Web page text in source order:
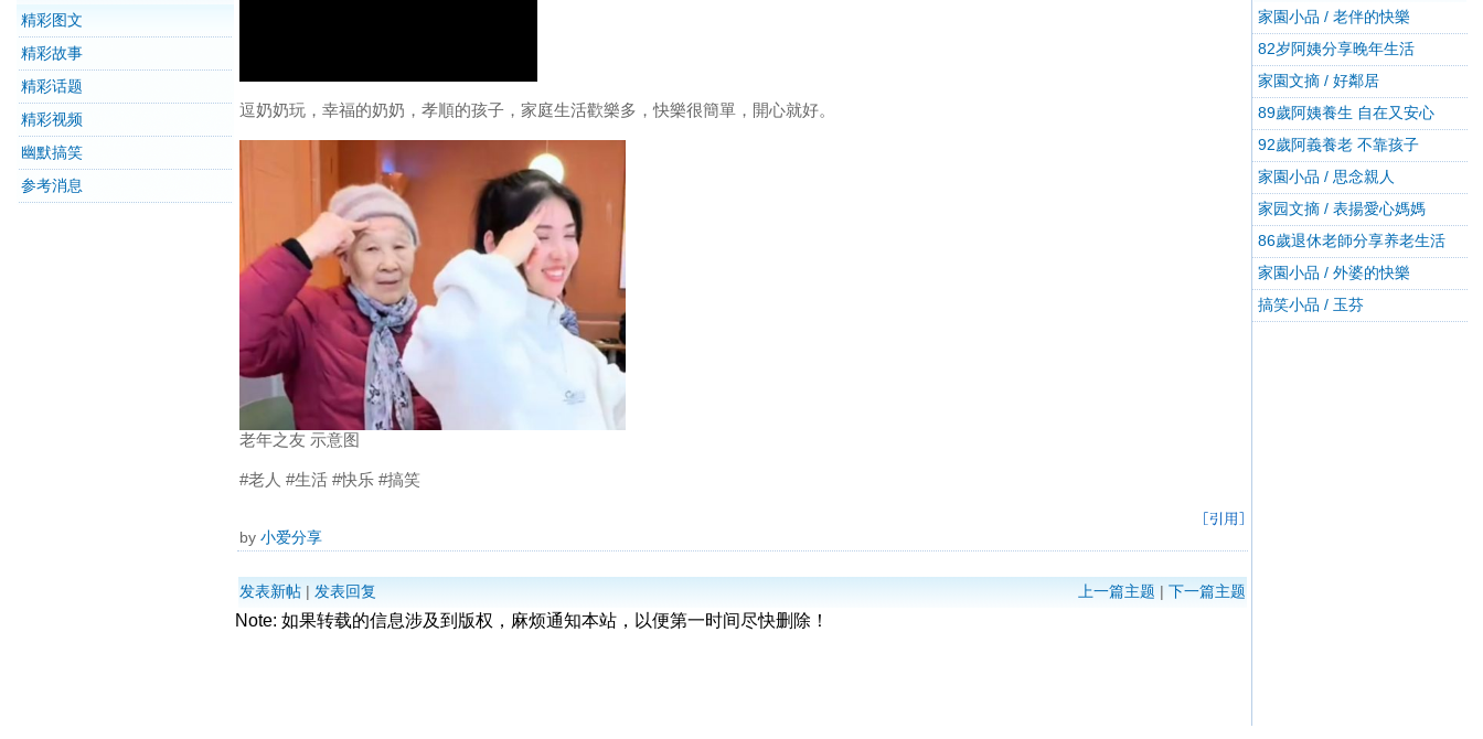
精彩图文
精彩故事
精彩话题
精彩视频
幽默搞笑
参考消息
逗奶奶玩，幸福的奶奶，孝順的孩子，家庭生活歡樂多，快樂很簡單，開心就好。
老年之友 示意图
#老人 #生活 #快乐 #搞笑
by 小爱分享
上一篇主题 | 下一篇主题
发表新帖 | 发表回复
Note: 如果转载的信息涉及到版权，麻烦通知本站，以便第一时间尽快删除！
家園小品 / 老伴的快樂
82岁阿姨分享晚年生活
家園文摘 / 好鄰居
89歲阿姨養生 自在又安心
92歲阿義養老 不靠孩子
家園小品 / 思念親人
家园文摘 / 表揚愛心媽媽
86歲退休老師分享养老生活
家園小品 / 外婆的快樂
搞笑小品 / 玉芬